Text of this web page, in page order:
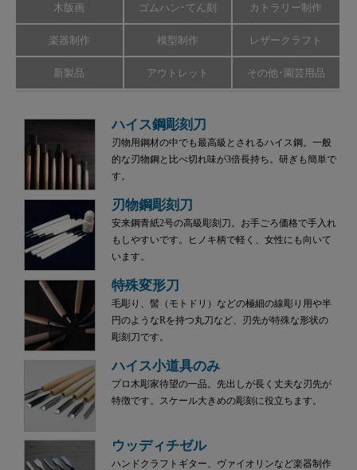
木版画 ゴムハン･てん刻 カトラリー制作
楽器制作 模型制作 レザークラフト
新製品 アウトレット その他･園芸用品
ハイス鋼彫刻刀
刃物用鋼材の中でも最高級とされるハイス鋼。一般
的な刃物鋼と比べ切れ味が3倍長持ち。研ぎも簡単で
す。
刃物鋼彫刻刀
安来鋼青紙2号の高級彫刻刀。お手ごろ価格で手入れ
もしやすいです。ヒノキ柄で軽く、女性にも向いて
います。
特殊変形刀
毛彫り、髻（モトドリ）などの極細の線彫り用や半
円のようなRを持つ丸刀など、刃先が特殊な形状の
彫刻刀です。
ハイス小道具のみ
プロ木彫家待望の一品。先出しが長く丈夫な刃先が
特徴です。スケール大きめの彫刻に役立ちます。
ウッディチゼル
ハンドクラフトギター、ヴァイオリンなど楽器制作